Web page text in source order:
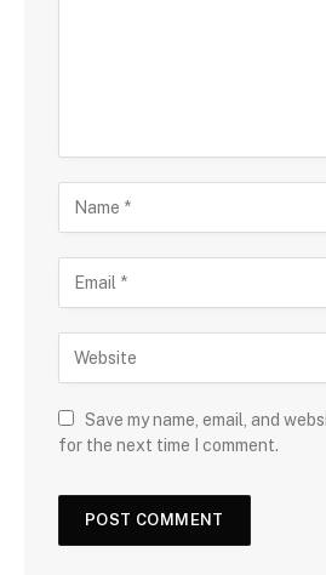
Save my name, email, and
for the next time I comment.